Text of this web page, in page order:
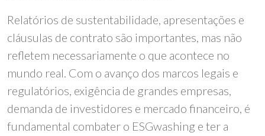
Relatórios de sustentabilidade, apresentações e
cláusulas de contrato são importantes, mas não
refletem necessariamente o que acontece no
mundo real. Com o avanço dos marcos legais e
regulatórios, exigência de grandes empresas,
demanda de investidores e mercado financeiro, é
fundamental combater o ESGwashing e ter a